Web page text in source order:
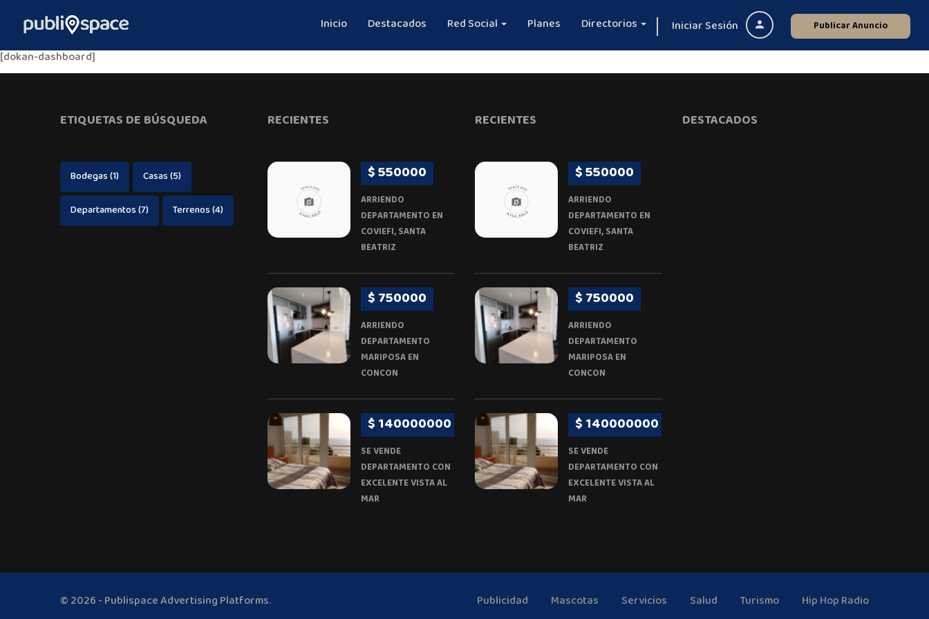
Iniciar Sesión Publicar Anuncio
Inicio Destacados Red Social Planes
Directorios
[dokan-dashboard]
ETIQUETAS DE BÚSQUEDA
Bodegas(1) Casas(5)
Departamentos(7) Terrenos(4)
RECIENTES
$ 550000
ARRIENDO
DEPARTAMENTO EN
COVIEFI, SANTA
BEATRIZ
$ 750000
ARRIENDO
DEPARTAMENTO
MARIPOSA EN
CONCON
$ 140000000
SE VENDE
DEPARTAMENTO CON
EXCELENTE VISTA AL
MAR
RECIENTES
$ 550000
ARRIENDO
DEPARTAMENTO EN
COVIEFI, SANTA
BEATRIZ
$ 750000
ARRIENDO
DEPARTAMENTO
MARIPOSA EN
CONCON
$ 140000000
SE VENDE
DEPARTAMENTO CON
EXCELENTE VISTA AL
MAR
DESTACADOS
© 2026 - Publispace Advertising Platforms. Publicidad Mascotas Servicios Salud Turismo Hip Hop Radio